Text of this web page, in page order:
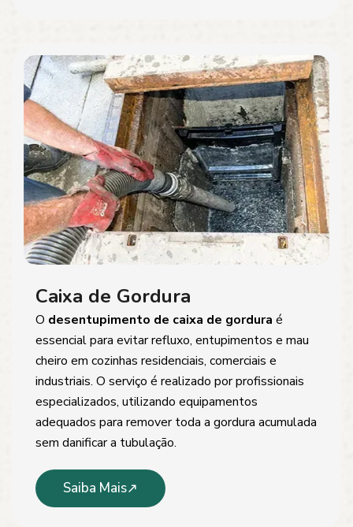
Caixa de Gordura
O desentupimento de caixa de gordura é
essencial para evitar refluxo, entupimentos e mau
cheiro em cozinhas residenciais, comerciais e
industriais. O serviço é realizado por profissionais
especializados, utilizando equipamentos
adequados para remover toda a gordura acumulada
sem danificar a tubulação.
Saiba Mais